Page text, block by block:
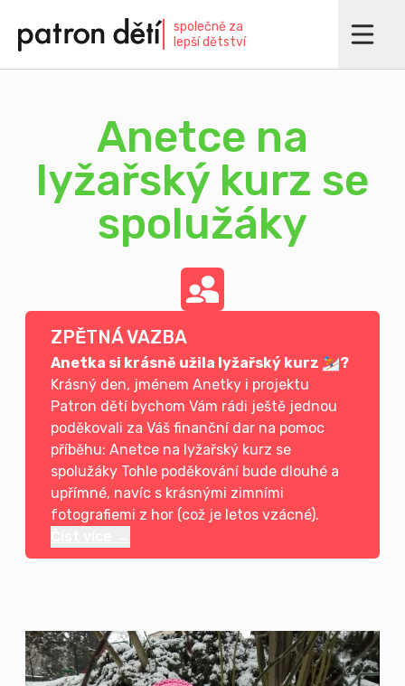
hlavnímu
obsahu
společně za
lepší dětství
Anetce na
lyžařský kurz se
spolužáky
ZPĚTNÁ VAZBA
Anetka si krásně užila lyžařský kurz ⛷?
Krásný den, jménem Anetky i projektu
Patron dětí bychom Vám rádi ještě jednou
poděkovali za Váš finanční dar na pomoc
příběhu: Anetce na lyžařský kurz se
spolužáky Tohle poděkování bude dlouhé a
upřímné, navíc s krásnými zimními
fotografiemi z hor (což je letos vzácné).